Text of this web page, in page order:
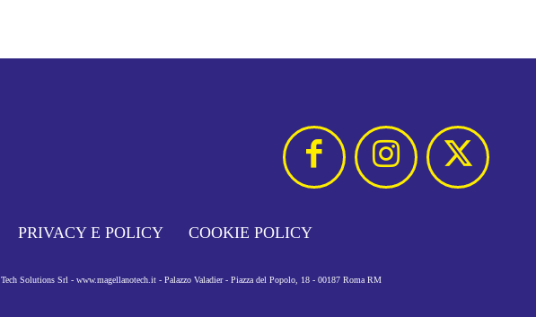
PRIVACY E POLICY COOKIE POLICY
Solutions Srl - www.magellanotech.it - Palazzo Valadier - Piazza del Popolo, 18 - 00187 Roma RM